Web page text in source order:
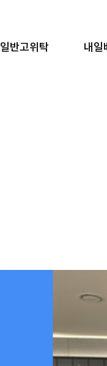
일반고위탁 내일